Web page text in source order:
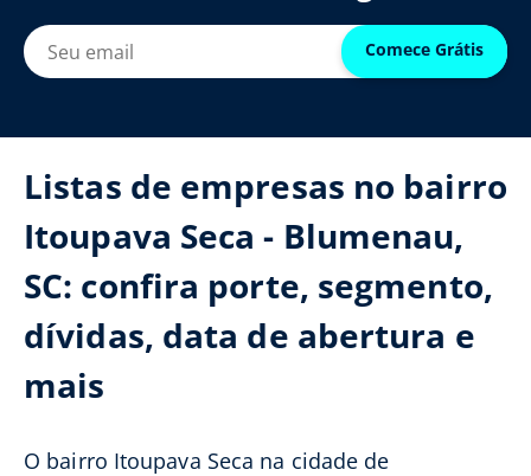
Comece Grátis
Listas de empresas no bairro
Itoupava Seca - Blumenau,
SC: confira porte, segmento,
dívidas, data de abertura e
mais
O bairro Itoupava Seca na cidade de